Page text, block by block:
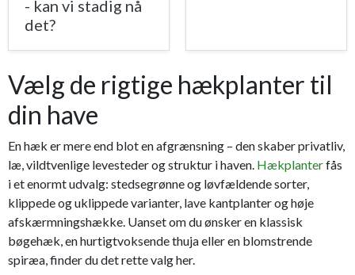
- kan vi stadig nå
det?
Vælg de rigtige hækplanter til
din have
En hæk er mere end blot en afgrænsning – den skaber privatliv,
læ, vildtvenlige levesteder og struktur i haven. Hækplanterfås
i et enormt udvalg: stedsegrønne og løvfældende sorter,
klippede og uklippede varianter, lave kantplanter og høje
afskærmningshække. Uanset om du ønsker en klassisk
bøgehæk, en hurtigtvoksende thuja eller en blomstrende
spiræa, finder du det rette valg her.